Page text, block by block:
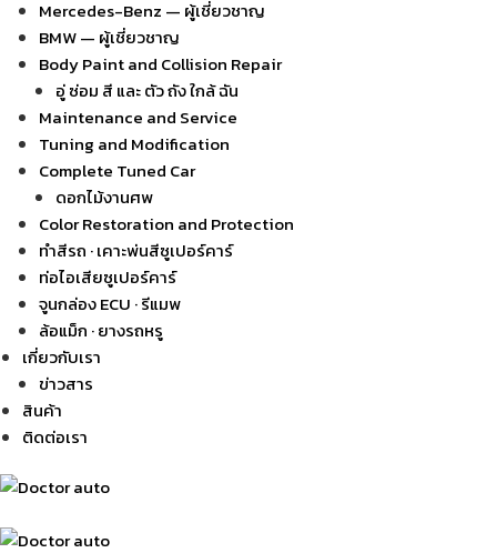
Mercedes-Benz — ผู้เชี่ยวชาญ
BMW — ผู้เชี่ยวชาญ
Body Paint and Collision Repair
อู่ ซ่อม สี และ ตัว ถัง ใกล้ ฉัน
Maintenance and Service
Tuning and Modification
Complete Tuned Car
ดอกไม้งานศพ
Color Restoration and Protection
ทำสีรถ · เคาะพ่นสีซูเปอร์คาร์
ท่อไอเสียซูเปอร์คาร์
จูนกล่อง ECU · รีแมพ
ล้อแม็ก · ยางรถหรู
เกี่ยวกับเรา
ข่าวสาร
สินค้า
ติดต่อเรา